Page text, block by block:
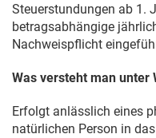
Steuerstundungen ab 1.
betragsabhängige
Nachweispflicht
Was versteht man unter
Erfolgt anlässlich eines
natürlichen Person in